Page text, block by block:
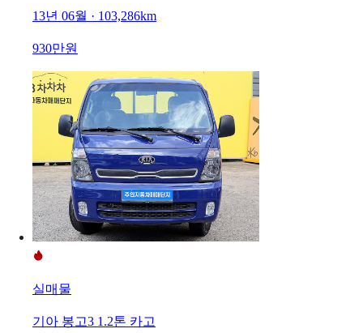
13년 06월 · 103,286km
930만원
실매물
기아 봉고3 1.2톤 카고